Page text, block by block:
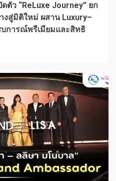
ว “ReLuxe Journey” ยก
งสู่มิติใหม่ ผสาน Luxury–
การณ์พรีเมียมและสิทธิ